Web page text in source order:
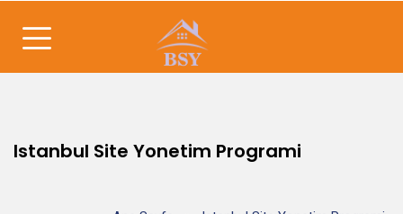
Istanbul Site Yonetim Programi